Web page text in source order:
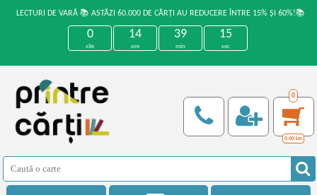
LECTURI DE VARĂ 📚 ASTĂZI 60.000 DE CĂRȚI AU REDUCERE ÎNTRE 15% ȘI 60%!📚
0
zile
14
ore
39
min
15
sec
0
0,00 Lei